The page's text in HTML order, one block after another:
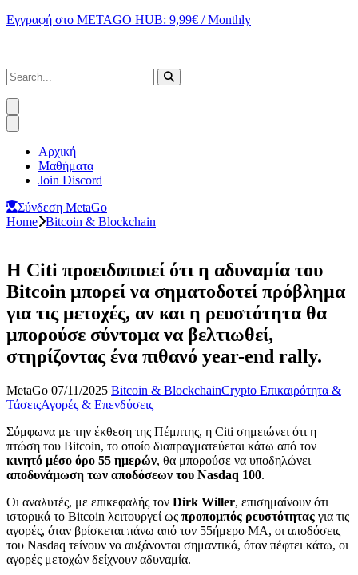
Εγγραφή στο METAGO HUB: 9,99€ / Monthly
Αρχική
Μαθήματα
Join Discord
Σύνδεση MetaGo
Home Bitcoin & Blockchain
Η Citi προειδοποιεί ότι η αδυναμία του
Bitcoin μπορεί να σηματοδοτεί πρόβλημα
για τις μετοχές, αν και η ρευστότητα θα
μπορούσε σύντομα να βελτιωθεί,
στηρίζοντας ένα πιθανό year-end rally.
MetaGo 07/11/2025 Bitcoin & BlockchainCrypto Επικαιρότητα &
ΤάσειςΑγορές & Επενδύσεις
Σύμφωνα με την έκθεση της Πέμπτης, η Citi σημειώνει ότι η
πτώση του Bitcoin, το οποίο διαπραγματεύεται κάτω από τον
κινητό μέσο όρο 55 ημερών, θα μπορούσε να υποδηλώνει
αποδυνάμωση των αποδόσεων του Nasdaq 100.
Οι αναλυτές, με επικεφαλής τον Dirk Willer, επισημαίνουν ότι
ιστορικά το Bitcoin λειτουργεί ως προπομπός ρευστότητας για τις
αγορές, όταν βρίσκεται πάνω από τον 55ήμερο ΜΑ, οι αποδόσεις
του Nasdaq τείνουν να αυξάνονται σημαντικά, όταν πέφτει κάτω, οι
αγορές μετοχών δείχνουν αδυναμία.